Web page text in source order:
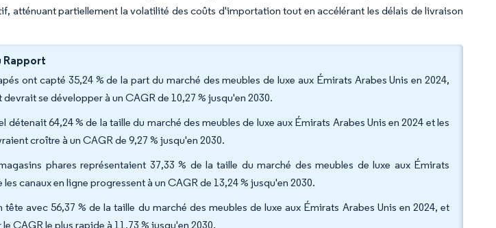
atténuant partiellement la volatilité des coûts d'importation tout en accélérant les délais de livraison
Rapport
ont capté 35,24 % de la part du marché des meubles de luxe aux Émirats Arabes Unis en 2024,
se développer à un CAGR de 10,27 % jusqu'en 2030.
détenait 64,24 % de la taille du marché des meubles de luxe aux Émirats Arabes Unis en 2024 et les
croître à un CAGR de 9,27 % jusqu'en 2030.
phares représentaient 37,33 % de la taille du marché des meubles de luxe aux Émirats
canaux en ligne progressent à un CAGR de 13,24 % jusqu'en 2030.
avec 56,37 % de la taille du marché des meubles de luxe aux Émirats Arabes Unis en 2024, et
CAGR le plus rapide à 11,73 % jusqu'en 2030.